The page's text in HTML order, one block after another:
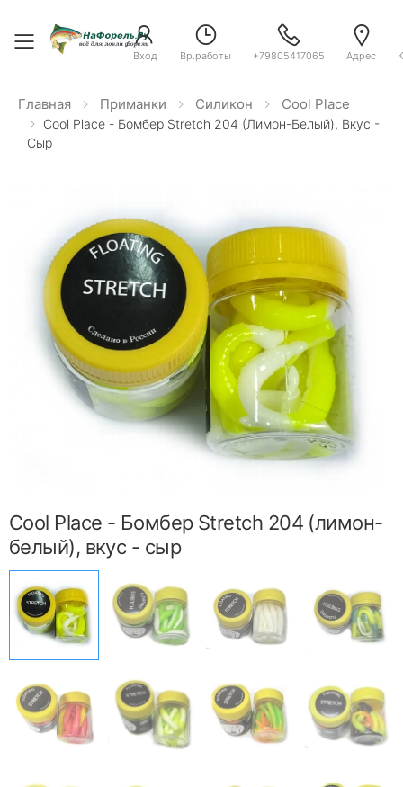
Toggle menu
Вход Вр.работы +79805417065 Адрес
Главная Приманки Силикон Cool Place
Cool Place - Бомбер Stretch 204 (лимон-Белый), Вкус -
Сыр
Cool Place - Бомбер Stretch 204 (лимон-
белый), вкус - сыр